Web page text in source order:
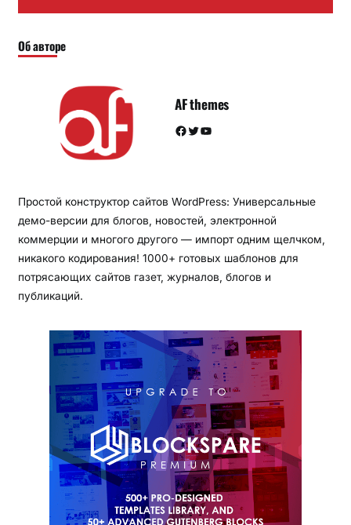
Об авторе
AF themes
Facebook Twitter YouTube
Простой конструктор сайтов WordPress: Универсальные
демо-версии для блогов, новостей, электронной
коммерции и многого другого — импорт одним щелчком,
никакого кодирования! 1000+ готовых шаблонов для
потрясающих сайтов газет, журналов, блогов и
публикаций.